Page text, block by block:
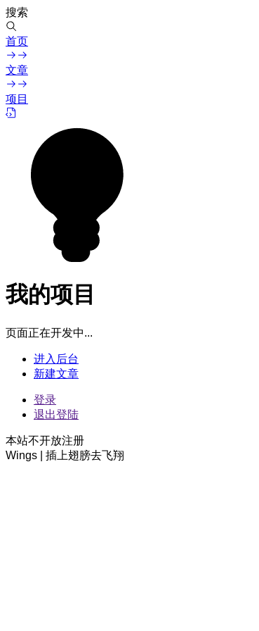
搜索
首页
文章
项目
我的项目
页面正在开发中...
进入后台
新建文章
登录
退出登陆
本站不开放注册
Wings | 插上翅膀去飞翔